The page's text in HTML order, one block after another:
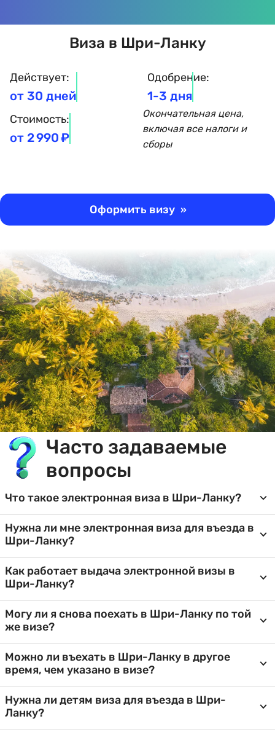
Виза в Шри-Ланку
Действует:
от 30 дней
Одобрение:
1-3 дня
Стоимость:
от 2 990 ₽
Окончательная цена,
включая все налоги и
сборы
Оформить визу »
Часто задаваемые
вопросы
Что такое электронная виза в Шри-Ланку?
Нужна ли мне электронная виза для въезда в
Шри-Ланку?
Как работает выдача электронной визы в
Шри-Ланку?
Могу ли я снова поехать в Шри-Ланку по той
же визе?
Можно ли въехать в Шри-Ланку в другое
время, чем указано в визе?
Нужна ли детям виза для въезда в Шри-
Ланку?